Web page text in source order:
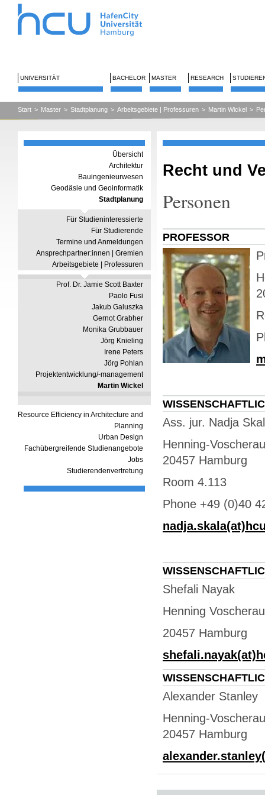
UNIVERSITÄT BACHELOR MASTER RESEARCH
Start > Master > Stadtplanung > Arbeitsgebiete | Professuren > Martin Wickel >
Übersicht
Architektur
Bauingenieurwesen
Geodäsie und Geoinformatik
Stadtplanung
Für Studieninteressierte
Für Studierende
Termine und Anmeldungen
Ansprechpartner:innen | Gremien
Arbeitsgebiete | Professuren
Prof. Dr. Jamie Scott Baxter
Paolo Fusi
Jakub Galuszka
Gernot Grabher
Monika Grubbauer
Jörg Knieling
Irene Peters
Jörg Pohlan
Projektentwicklung/-management
Martin Wickel
Resource Efficiency in Architecture and
Planning
Urban Design
Fachübergreifende Studienangebote
Jobs
Studierendenvertretung
Recht und
Personen
PROFESSOR
Ass. jur. Nadja
Henning-
20457 Hamburg
Room 4.113
Phone +49 (0)40
Shefali Nayak
Henning
20457 Hamburg
Alexander Stanley
Henning-
20457 Hamburg